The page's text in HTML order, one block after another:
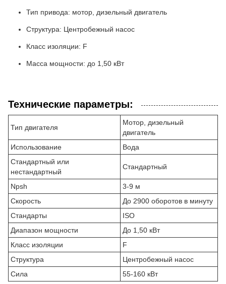
Тип привода: мотор, дизельный двигатель
Структура: Центробежный насос
Класс изоляции: F
Масса мощности: до 1,50 кВт
Технические параметры:
Тип двигателя
Мотор, дизельный
двигатель
Использование
Вода
Стандартный или
нестандартный
Стандартный
Npsh
3-9 м
Скорость
До 2900 оборотов в минуту
Стандарты
ISO
Диапазон мощности
До 1,50 кВт
Класс изоляции
F
Структура
Центробежный насос
Сила
55-160 кВт